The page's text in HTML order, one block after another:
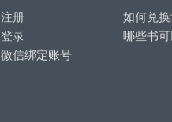
注册
登录
微信绑定账号
如何兑
哪些书